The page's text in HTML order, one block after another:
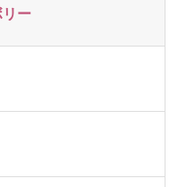
リー